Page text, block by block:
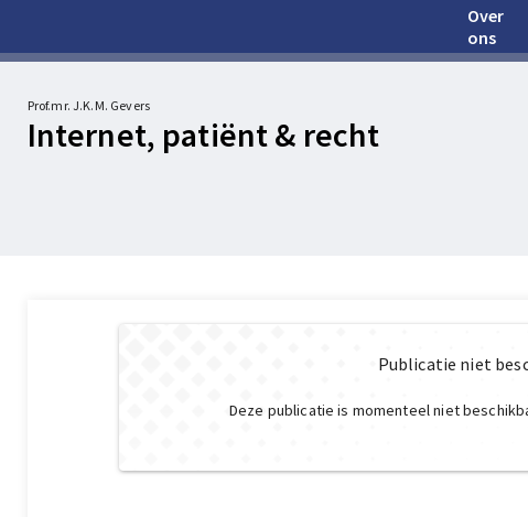
Over
ons
Prof.mr. J.K.M. Gevers
Internet, patiënt & recht
Publicatie niet
Deze publicatie is momenteel niet